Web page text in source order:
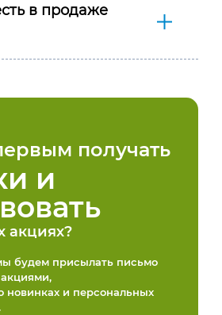
в продаже
получать
и
акциях?
будем присылать письмо
новинках и персональных